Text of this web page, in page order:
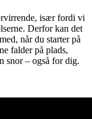
især fordi vi
Derfor kan det
når du starter på
falder på plads,
snor – også for dig.